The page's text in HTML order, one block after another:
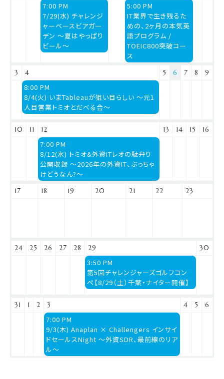
水
曜
日,
7
月
29th
7:00 PM
7/29(水) チャレンジ
ャーベースビアガー
デン 〜夏はやっぱり
ビール〜
金
曜
日,
7
月
31st
2026
5:00 PM
IT業界で生き残るた
めの、2ヶ月の本気英
語プログラム /
TOEIC800突破コー
ス
3 4 5 6 7 8 9
火
曜
日,
8
月
2026
8:00 PM
8/4(火) いまTableauが狙い目らしい 〜元1
人目営業トミオとだべる会〜
10 11 12 13 14 15 16
水
曜
日,
8
月
12th
7:00 PM
8/12(水) トミオ&外資ITレオの駄弁り
公開収録 〜2026年の外資IT、ぶっちゃ
けどうなん?〜
17 18 19 20 21 22 23
24 25 26 27 28 29 30
土
曜
日,
8
29th
3:50 PM
第5回チャレンジャーズゴルフコン
ペ【8/29（土）千葉・ナイター開催】
31 1 2 3 4 5 6
木
曜
日,
9
月
7:00 PM
9/3(木) Anaplan × Challengers インサイ
ドセールスNight 〜外資SDR、最前線のリア
ル〜